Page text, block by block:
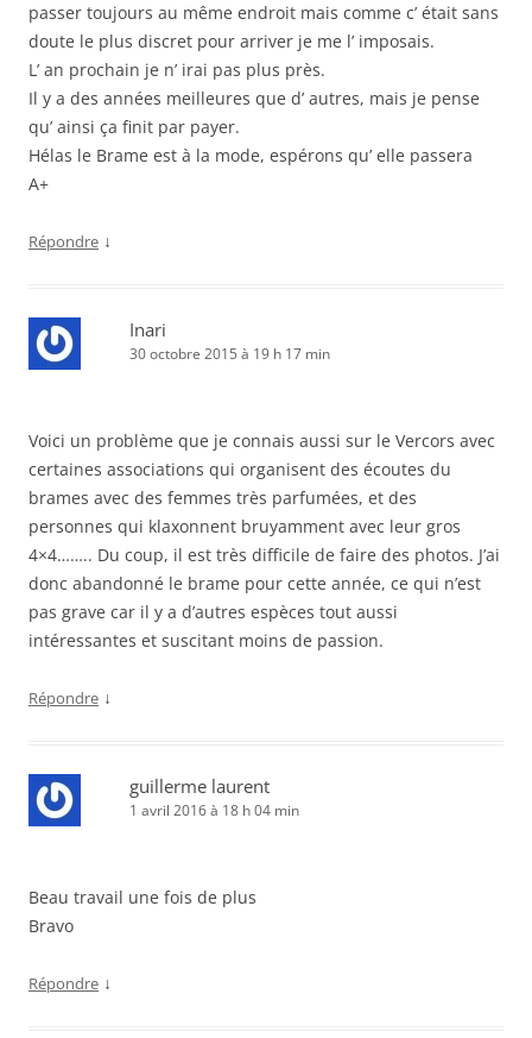
passer toujours au même endroit mais comme c’ était sans
doute le plus discret pour arriver je me l’ imposais.
L’ an prochain je n’ irai pas plus près.
Il y a des années meilleures que d’ autres, mais je pense
qu’ ainsi ça finit par payer.
Hélas le Brame est à la mode, espérons qu’ elle passera
A+
Répondre ↓
Inari
30 octobre 2015 à 19 h 17 min
Voici un problème que je connais aussi sur le Vercors avec
certaines associations qui organisent des écoutes du
brames avec des femmes très parfumées, et des
personnes qui klaxonnent bruyamment avec leur gros
4×4…….. Du coup, il est très difficile de faire des photos. J’ai
donc abandonné le brame pour cette année, ce qui n’est
pas grave car il y a d’autres espèces tout aussi
intéressantes et suscitant moins de passion.
Répondre ↓
guillerme laurent
1 avril 2016 à 18 h 04 min
Beau travail une fois de plus
Bravo
Répondre ↓